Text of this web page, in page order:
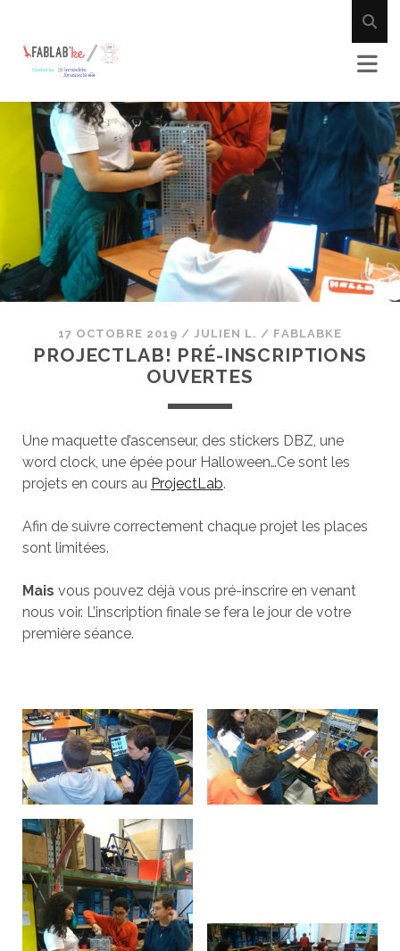
17 OCTOBRE 2019 / JULIEN L. / FABLABKE
PROJECTLAB! PRÉ-INSCRIPTIONS
OUVERTES
Une maquette d’ascenseur, des stickers DBZ, une
word clock, une épée pour Halloween…Ce sont les
projets en cours au ProjectLab.
Afin de suivre correctement chaque projet les places
sont limitées.
Mais vous pouvez déjà vous pré-inscrire en venant
nous voir. L’inscription finale se fera le jour de votre
première séance.